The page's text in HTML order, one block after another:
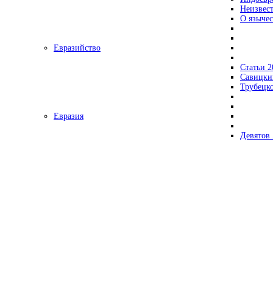
О
Евразийство
Статьи
Евразия